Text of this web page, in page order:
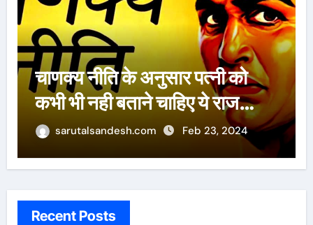
चाणक्य नीति के अनुसार पत्नी को
कभी भी नही बताने चाहिए ये राज…
sarutalsandesh.com Feb 23, 2024
Recent Posts